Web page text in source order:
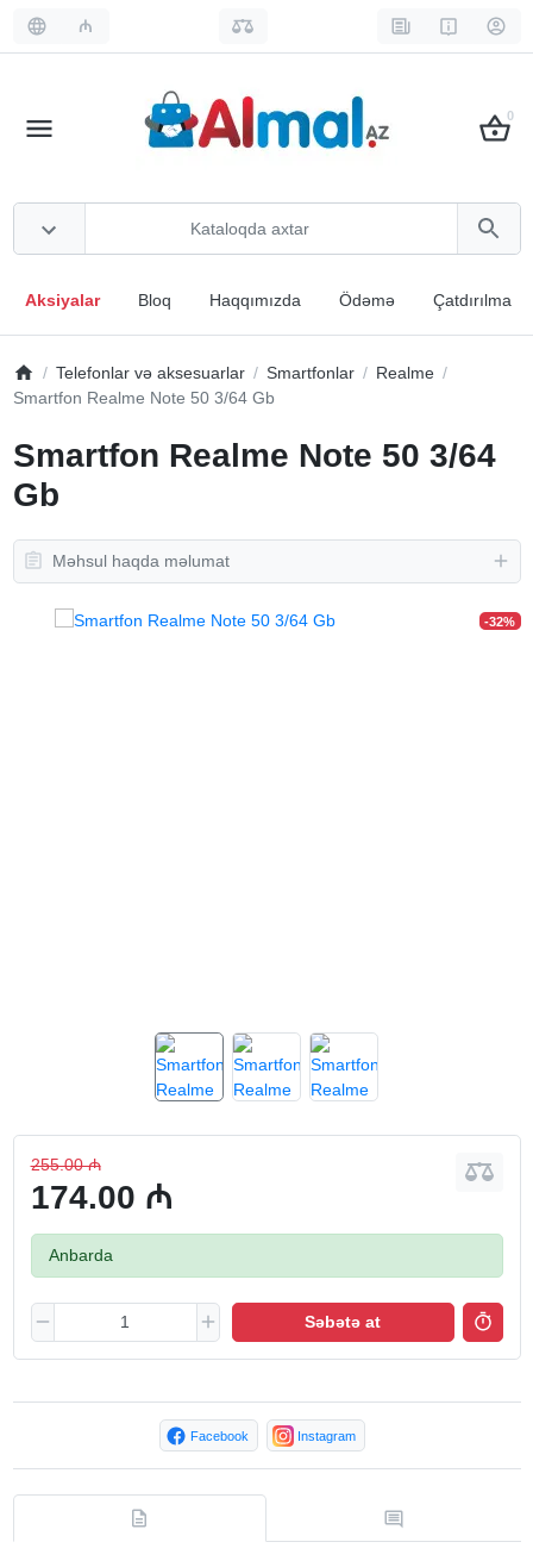
₼
0
Aksiyalar Bloq Haqqımızda Ödəmə Çatdırılma
Telefonlar və aksesuarlar Smartfonlar
Realme
Smartfon Realme Note 50 3/64 Gb
Smartfon Realme Note 50 3/64
Gb
Məhsul haqda məlumat
-32%
255.00 ₼
174.00 ₼
Anbarda
Səbətə at
Facebook Instagram